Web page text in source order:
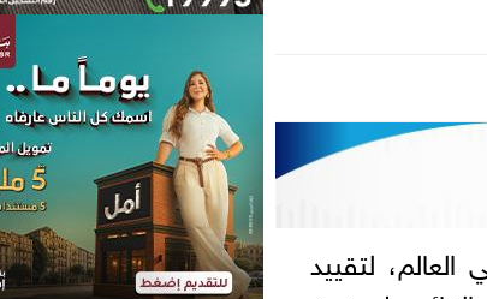
لتقييد